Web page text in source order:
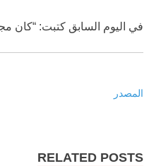
في اليوم السابق كتبت: “كان
المصدر
RELATED POSTS